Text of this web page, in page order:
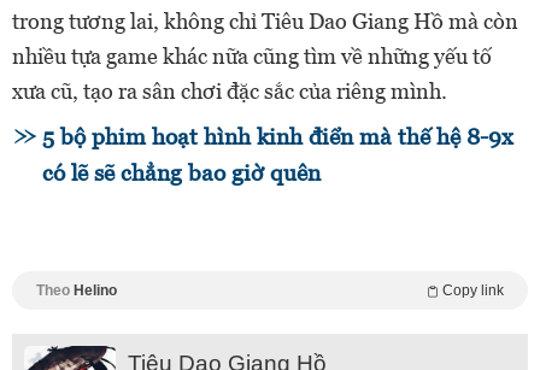
trong tương lai, không chỉ Tiêu Dao Giang Hồ mà còn
nhiều tựa game khác nữa cũng tìm về những yếu tố
xưa cũ, tạo ra sân chơi đặc sắc của riêng mình.
5 bộ phim hoạt hình kinh điển mà thế hệ 8-9x
có lẽ sẽ chẳng bao giờ quên
Theo Helino Copy link
Tiêu Dao Giang Hồ